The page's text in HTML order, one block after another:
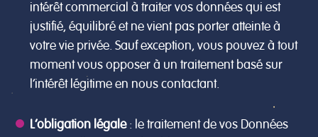
intérêt commercial à traiter vos données qui est
justifié, équilibré et ne vient pas porter atteinte à
votre vie privée. Sauf exception, vous pouvez à tout
moment vous opposer à un traitement basé sur
l’intérêt légitime en nous contactant.
L’obligation légale: le traitement de vos Données